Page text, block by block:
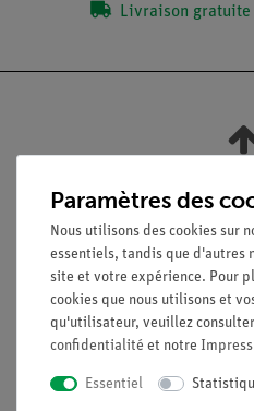
Livraison
Légal
Contact
Conditions générales de vente
Mentions légales
Paramètres des
Nous utilisons des cookies sur
essentiels, tandis que d'autres
site et votre expérience. Pour
cookies que nous utilisons et
qu'utilisateur, veuillez
confidentialité et notre
Essentiel